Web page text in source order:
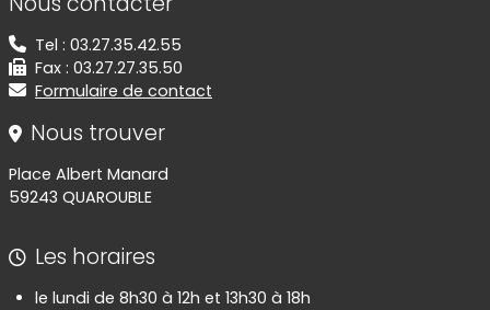
Tel : 03.27.35.42.55
Fax : 03.27.27.35.50
Formulaire de contact
Nous trouver
Place Albert Manard
59243 QUAROUBLE
Les horaires
le lundi de 8h30 à 12h et 13h30 à 18h